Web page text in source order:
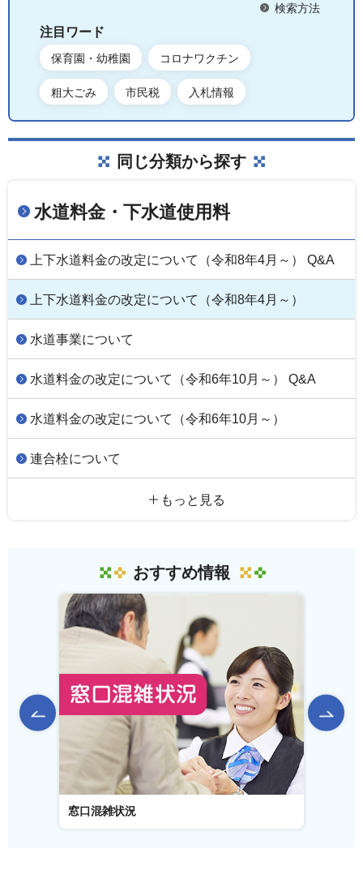
検索方法
注目ワード
保育園・幼稚園 コロナワクチン
粗大ごみ 市民税 入札情報
同じ分類から探す
水道料金・下水道使用料
上下水道料金の改定について（令和8年4月～） Q&A
上下水道料金の改定について（令和8年4月～）
水道事業について
水道料金の改定について（令和6年10月～） Q&A
水道料金の改定について（令和6年10月～）
連合栓について
もっと見る
おすすめ情報
前のスライドを表示
窓口混雑状況